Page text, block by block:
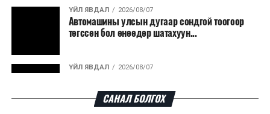
ашигладаг бол Нидерландад төвлөрсөн лаг
боловсруулах үйлдвэрүүдээр дулаан, цахилгаан
эрчим хүч үйлдвэрлэдэг.
Ийнхүү лаг хатаах, шатаах технологийг лагийн
эзлэхүүнийг бууруулахын зэрэгцээ эрчим хүч
үйлдвэрлэх, нөөцийг дахин ашиглах чиглэлээр олон
улсад өргөн ашиглаж байна.
ҮЙЛ ЯВДАЛ 2026/08/07
Автомашины улсын дугаар сондгой тоогоор
төгссөн бол өнөөдөр шатахуун...
ҮЙЛ ЯВДАЛ 2026/08/07
САНАЛ БОЛГОХ